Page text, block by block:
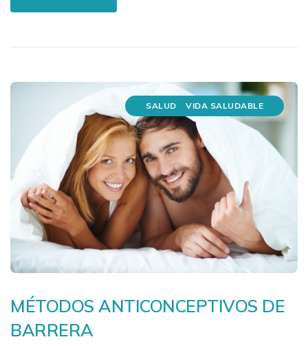
SALUD VIDA SALUDABLE
MÉTODOS ANTICONCEPTIVOS DE
BARRERA